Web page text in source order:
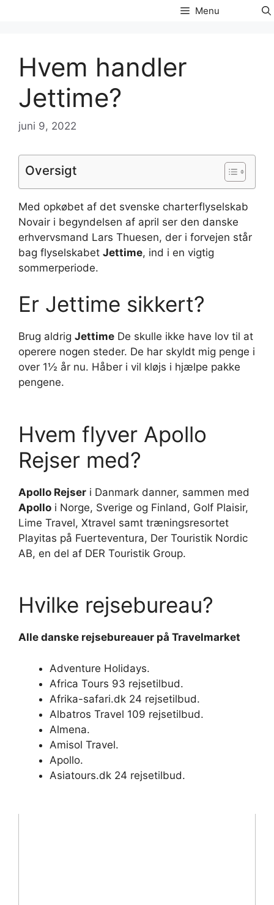
Menu
Hvem handler
Jettime?
juni 9, 2022
Oversigt
Med opkøbet af det svenske charterflyselskab
Novair i begyndelsen af april ser den danske
erhvervsmand Lars Thuesen, der i forvejen står
bag flyselskabet Jettime, ind i en vigtig
sommerperiode.
Er Jettime sikkert?
Brug aldrig Jettime De skulle ikke have lov til at
operere nogen steder. De har skyldt mig penge i
over 1½ år nu. Håber i vil kløjs i hjælpe pakke
pengene.
Hvem flyver Apollo
Rejser med?
Apollo Rejser i Danmark danner, sammen med
Apollo i Norge, Sverige og Finland, Golf Plaisir,
Lime Travel, Xtravel samt træningsresortet
Playitas på Fuerteventura, Der Touristik Nordic
AB, en del af DER Touristik Group.
Hvilke rejsebureau?
Alle danske rejsebureauer på Travelmarket
Adventure Holidays.
Africa Tours 93 rejsetilbud.
Afrika-safari.dk 24 rejsetilbud.
Albatros Travel 109 rejsetilbud.
Almena.
Amisol Travel.
Apollo.
Asiatours.dk 24 rejsetilbud.